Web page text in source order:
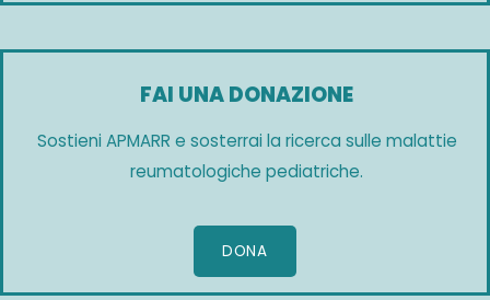
FAI UNA DONAZIONE
Sostieni APMARR e sosterrai la ricerca sulle malattie
reumatologiche pediatriche.
DONA